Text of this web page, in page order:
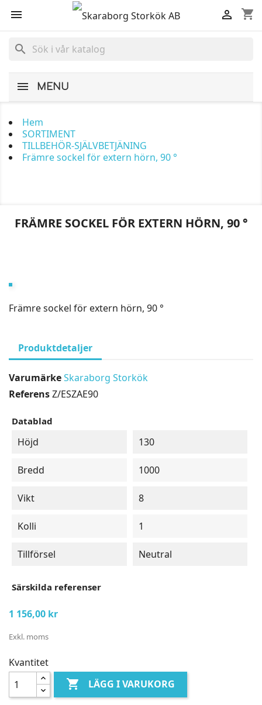
 shopping_cart

search
MENU
Hem
SORTIMENT
TILLBEHÖR-SJÄLVBETJÄNING
Främre sockel för extern hörn, 90 °
FRÄMRE SOCKEL FÖR EXTERN HÖRN, 90 °
Främre sockel för extern hörn, 90 °
Produktdetaljer
VarumärkeSkaraborg Storkök
ReferensZ/ESZAE90
Datablad
Höjd 130
Bredd 1000
Vikt 8
Kolli 1
Tillförsel Neutral
Särskilda referenser
1 156,00 kr
Exkl. moms
Kvantitet
 LÄGG I VARUKORG